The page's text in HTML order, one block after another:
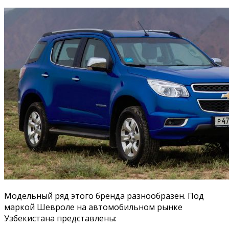
Модельный ряд этого бренда разнообразен. Под
маркой Шевроле на автомобильном рынке
Узбекистана представлены: